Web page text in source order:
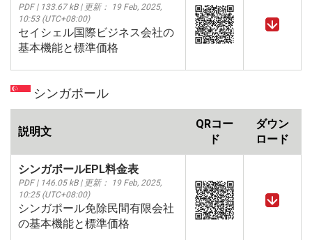
PDF | 133.67 kB | 更新： 19 Feb, 2025,
10:53 (UTC+08:00)
セイシェル国際ビジネス会社の
基本機能と標準価格
シンガポール
説明文
QRコー
ド
ダウン
ロード
シンガポールEPL料金表
PDF | 146.05 kB | 更新： 19 Feb, 2025,
10:25 (UTC+08:00)
シンガポール免除民間有限会社
の基本機能と標準価格